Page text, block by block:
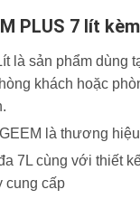
PLUS 7 lít
là sản phẩm
khách hoặc
là thương
7L cùng với thiết
cung cấp